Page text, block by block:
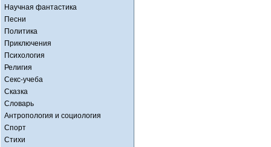
Научная фантастика
Песни
Политика
Приключения
Психология
Религия
Секс-учеба
Сказка
Словарь
Антропология и социология
Спорт
Стихи